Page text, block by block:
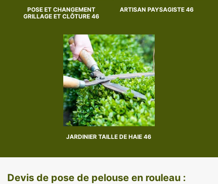
POSE ET CHANGEMENT
GRILLAGE ET CLÔTURE 46
ARTISAN PAYSAGISTE 46
JARDINIER TAILLE DE HAIE 46
Devis de pose de pelouse en rouleau :